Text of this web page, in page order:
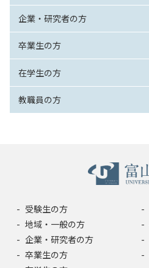
企業・研究者の方
卒業生の方
在学生の方
教職員の方
受験生の方
地域・一般の方
企業・研究者の方
卒業生の方